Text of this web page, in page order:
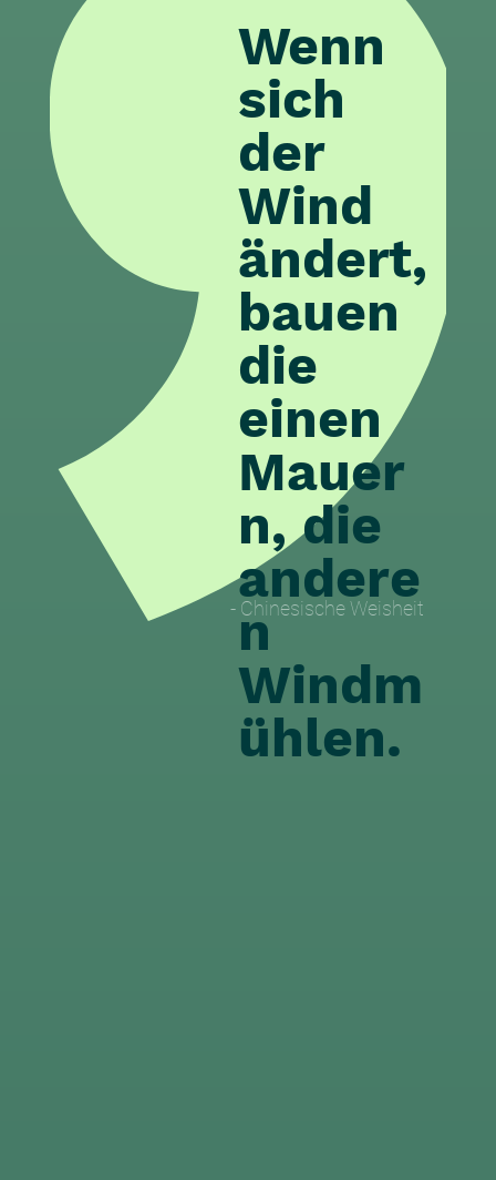
Wenn
sich
der
Wind
ändert,
bauen
die
einen
Mauer
n, die
andere
n
Windm
ühlen.
- Chinesische Weisheit